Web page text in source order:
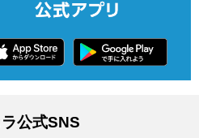
公式SNS